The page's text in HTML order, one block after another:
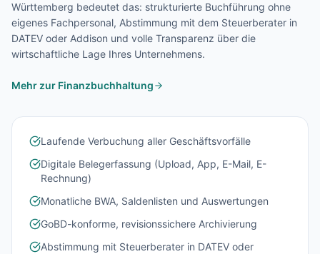
Württemberg bedeutet das: strukturierte Buchführung ohne
eigenes Fachpersonal, Abstimmung mit dem Steuerberater in
DATEV oder Addison und volle Transparenz über die
wirtschaftliche Lage Ihres Unternehmens.
Mehr zur Finanzbuchhaltung
Laufende Verbuchung aller Geschäftsvorfälle
Digitale Belegerfassung (Upload, App, E-Mail, E-
Rechnung)
Monatliche BWA, Saldenlisten und Auswertungen
GoBD-konforme, revisionssichere Archivierung
Abstimmung mit Steuerberater in DATEV oder